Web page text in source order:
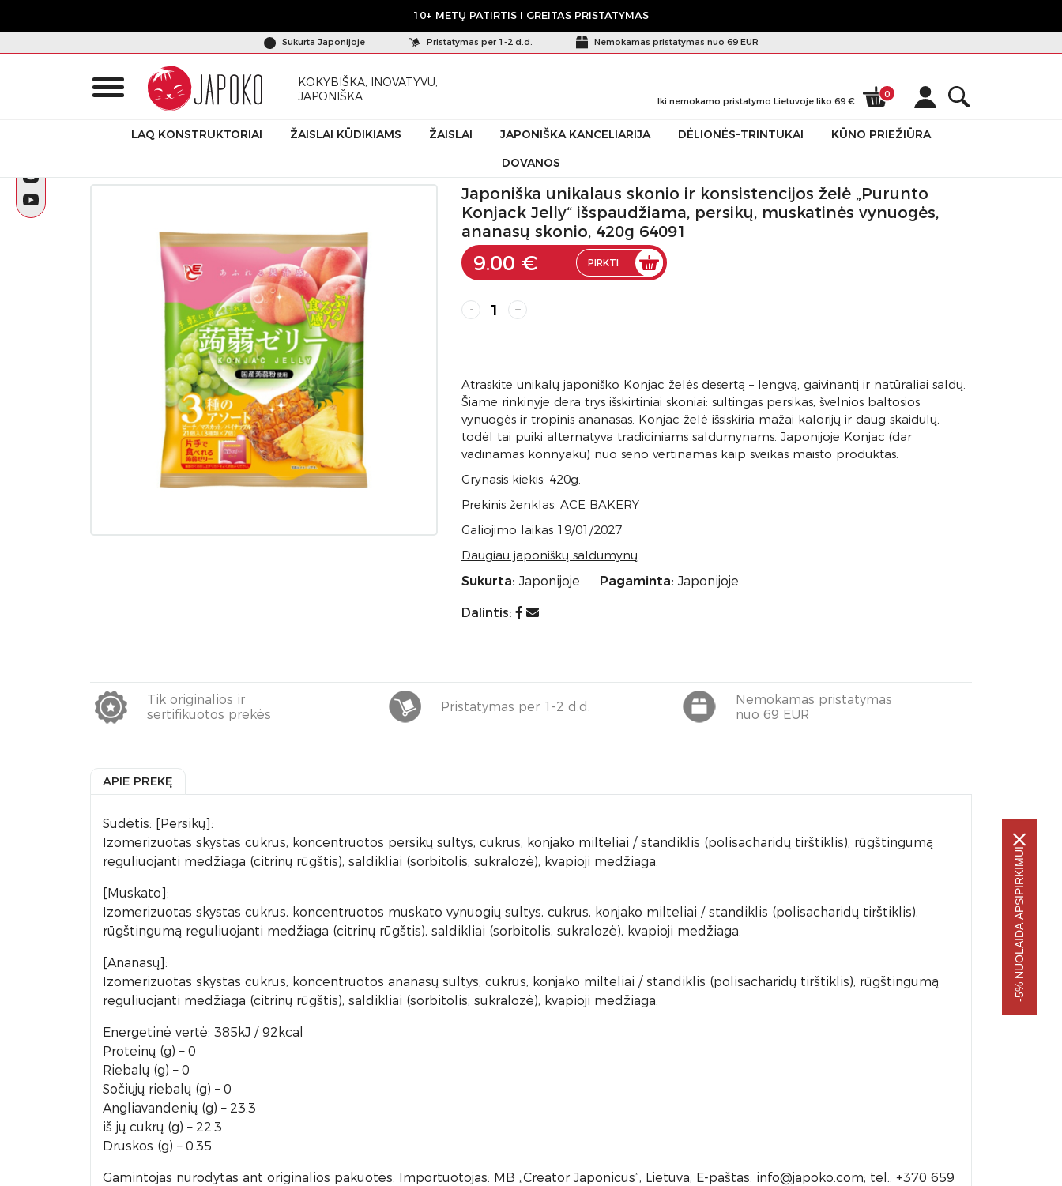
10+ METŲ PATIRTIS I GREITAS PRISTATYMAS
Sukurta Japonijoje Pristatymas per 1-2 d.d. Nemokamas pristatymas nuo 69 EUR
KOKYBIŠKA, INOVATYVU,
JAPONIŠKA
Iki nemokamo pristatymo Lietuvoje liko 69 €
0
LAQ KONSTRUKTORIAI ŽAISLAI KŪDIKIAMS ŽAISLAI JAPONIŠKA KANCELIARIJA DĖLIONĖS-TRINTUKAI
KŪNO PRIEŽIŪRA
DOVANOS
Japoniška unikalaus skonio ir konsistencijos želė „Purunto Konjack Jelly“ išspaudžiama, persikų, muskatinės vynuogės, ananasų skonio, 420g 64091
Japoniška unikalaus skonio ir konsistencijos želė „Purunto
Konjack Jelly“ išspaudžiama, persikų, muskatinės vynuogės,
ananasų skonio, 420g 64091
9.00 € PIRKTI
- +
Atraskite unikalų japoniško Konjac želės desertą – lengvą, gaivinantį ir natūraliai saldų.
Šiame rinkinyje dera trys išskirtiniai skoniai: sultingas persikas, švelnios baltosios
vynuogės ir tropinis ananasas. Konjac želė išsiskiria mažai kalorijų ir daug skaidulų,
todėl tai puiki alternatyva tradiciniams saldumynams. Japonijoje Konjac (dar
vadinamas konnyaku) nuo seno vertinamas kaip sveikas maisto produktas.
Grynasis kiekis: 420g.
Prekinis ženklas: ACE BAKERY
Galiojimo laikas 19/01/2027
Daugiau japoniškų saldumynų
Sukurta: Japonijoje Pagaminta: Japonijoje
Dalintis:
Tik originalios ir
sertifikuotos prekės
Pristatymas per 1-2 d.d.
Nemokamas pristatymas
nuo 69 EUR
APIE PREKĘ
Sudėtis: [Persikų]:
Izomerizuotas skystas cukrus, koncentruotos persikų sultys, cukrus, konjako milteliai / standiklis (polisacharidų tirštiklis), rūgštingumą
reguliuojanti medžiaga (citrinų rūgštis), saldikliai (sorbitolis, sukralozė), kvapioji medžiaga.
[Muskato]:
Izomerizuotas skystas cukrus, koncentruotos muskato vynuogių sultys, cukrus, konjako milteliai / standiklis (polisacharidų tirštiklis),
rūgštingumą reguliuojanti medžiaga (citrinų rūgštis), saldikliai (sorbitolis, sukralozė), kvapioji medžiaga.
[Ananasų]:
Izomerizuotas skystas cukrus, koncentruotos ananasų sultys, cukrus, konjako milteliai / standiklis (polisacharidų tirštiklis), rūgštingumą
reguliuojanti medžiaga (citrinų rūgštis), saldikliai (sorbitolis, sukralozė), kvapioji medžiaga.
Energetinė vertė: 385kJ / 92kcal
Proteinų (g) – 0
Riebalų (g) – 0
Sočiųjų riebalų (g) – 0
Angliavandenių (g) – 23.3
iš jų cukrų (g) – 22.3
Druskos (g) – 0.35
Gamintojas nurodytas ant originalios pakuotės. Importuotojas: MB „Creator Japonicus”, Lietuva; E-paštas: info@japoko.com; tel.: +370 659
-5% NUOLAIDA APSIPIRKIMUI